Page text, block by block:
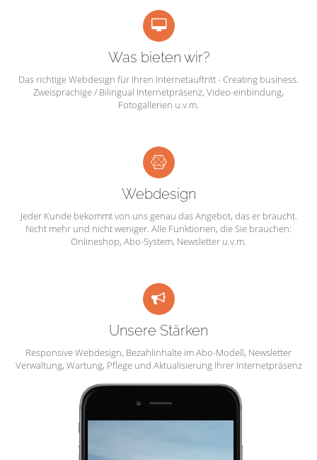
Was bieten wir?
Das richtige Webdesign für Ihren Internetauftritt - Creating business.
Zweisprachige / Bilingual Internetpräsenz, Video-einbindung,
Fotogallerien u.v.m.
Webdesign
Jeder Kunde bekommt von uns genau das Angebot, das er braucht.
Nicht mehr und nicht weniger. Alle Funktionen, die Sie brauchen:
Onlineshop, Abo-System, Newsletter u.v.m.
Unsere Stärken
Responsive Webdesign, Bezahlinhalte im Abo-Modell, Newsletter
Verwaltung, Wartung, Pflege und Aktualisierung Ihrer Internetpräsenz